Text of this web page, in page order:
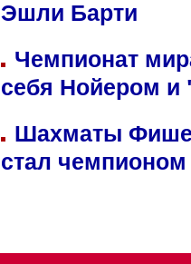
Эшли Барти
Чемпионат
себя Нойером и
Шахматы
стал